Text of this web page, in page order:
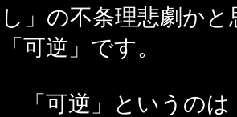
し」の不条理悲劇か
「可逆」です。
「可逆」というのは